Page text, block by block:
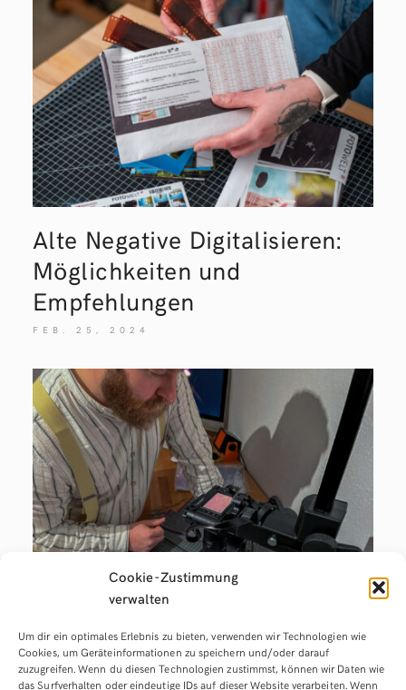
Cookie-Zustimmung
verwalten
Um dir ein optimales Erlebnis zu bieten, verwenden wir Technologien wie
Cookies, um Geräteinformationen zu speichern und/oder darauf
zuzugreifen. Wenn du diesen Technologien zustimmst, können wir Daten wie
das Surfverhalten oder eindeutige IDs auf dieser Website verarbeiten. Wenn
Alte Negative Digitalisieren:
Möglichkeiten und
Empfehlungen
FEB. 25, 2024
Negative Scannen mit